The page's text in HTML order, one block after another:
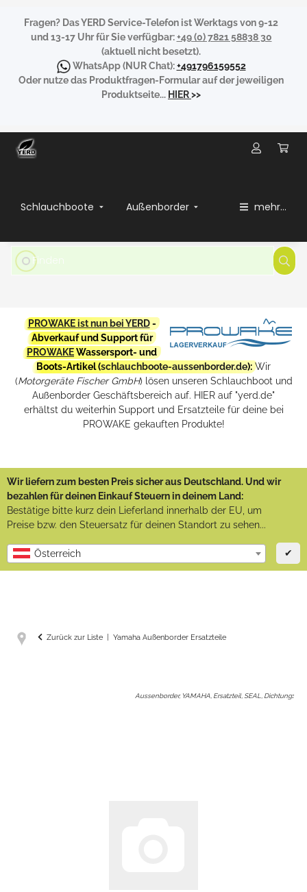
Fragen? Das YERD Service-Telefon ist Werktags von 9-12
und 13-17 Uhr für Sie verfügbar:+49 (0) 7821 58838 30
(aktuell nicht besetzt).
WhatsApp(NUR Chat):+491796159552
Oder nutze das Produktfragen-Formular auf der jeweiligen
Produktseite... HIER>>
Schlauchboote Außenborder mehr...
PROWAKE ist nun bei YERD-
Abverkauf und Support für
PROWAKEWassersport- und
Boots-Artikel (schlauchboote-aussenborder.de): Wir
(Motorgeräte Fischer GmbH) lösen unseren Schlauchboot und
Außenborder Geschäftsbereich auf. HIER auf "yerd.de"
erhältst du weiterhin Support und Ersatzteile für deine bei
PROWAKE gekauften Produkte!
Wir liefern zum besten Preis sicher aus Deutschland. Und wir
bezahlen für deinen Einkauf Steuern in deinem Land:
Bestätige bitte kurz dein Lieferland innerhalb der EU, um
Preise bzw. den Steuersatz für deinen Standort zu sehen...
Österreich ✔
Zurück zur Liste Yamaha Außenborder Ersatzteile
Aussenborder, YAMAHA, Ersatzteil, SEAL, Dichtung: